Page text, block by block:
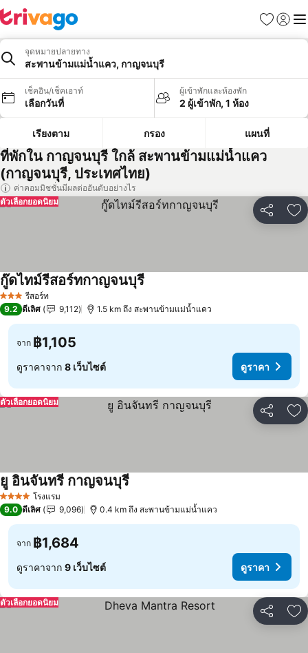
รายการโป
เข้าสู่ร
เมนู
จุดหมายปลายทาง
สะพานข้ามแม่น้ำแคว, กาญจนบุรี
เช็คอิน/เช็คเอาท์
เลือกวันที่
ผู้เข้าพักและห้องพัก
2 ผู้เข้าพัก, 1 ห้อง
เรียงตาม กรอง แผนที่
ที่พักใน กาญจนบุรี ใกล้ สะพานข้ามแม่น้ำแคว
(กาญจนบุรี, ประเทศไทย)
ค่าคอมมิชชั่นมีผลต่ออันดับอย่างไร
แชร์ เ
ตัวเลือกยอดนิยม
3 ดาว รีสอร์ท
กู๊ดไทม์รีสอร์ทกาญจนบุรี
9.2 ดีเลิศ 9,112 1.5 km ถึง สะพานข้ามแม่น้ำแคว
จาก ฿1,105
ดูราคาจาก 8 เว็บไซต์ ดูราคา
แชร์ เ
ตัวเลือกยอดนิยม
4 ดาว โรงแรม
ยู อินจันทรี กาญจนบุรี
9.0 ดีเลิศ 9,096 0.4 km ถึง สะพานข้ามแม่น้ำแคว
จาก ฿1,684
ดูราคาจาก 9 เว็บไซต์ ดูราคา
แชร์ เ
ตัวเลือกยอดนิยม